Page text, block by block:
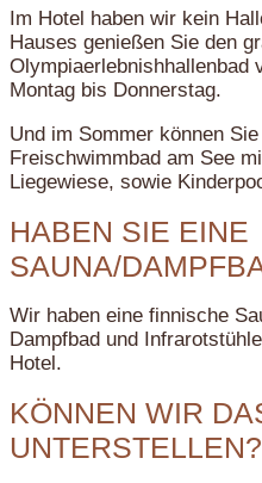
Im Hotel haben wir kein
Hauses genießen Sie den
Olympiaerlebnishhallenbad
Montag bis Donnerstag.
Und im Sommer können
Freischwimmbad am See
Liegewiese, sowie
HABEN SIE EINE
SAUNA/
Wir haben eine finnische
Dampfbad und
Hotel.
KÖNNEN WIR
UNTERSTELLEN?